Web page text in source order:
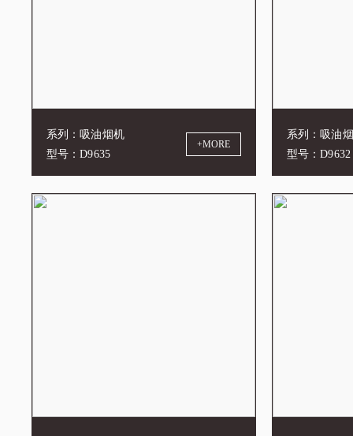
系列：吸油烟机
型号：D9635
+MORE
系列：吸油
型号：D9632